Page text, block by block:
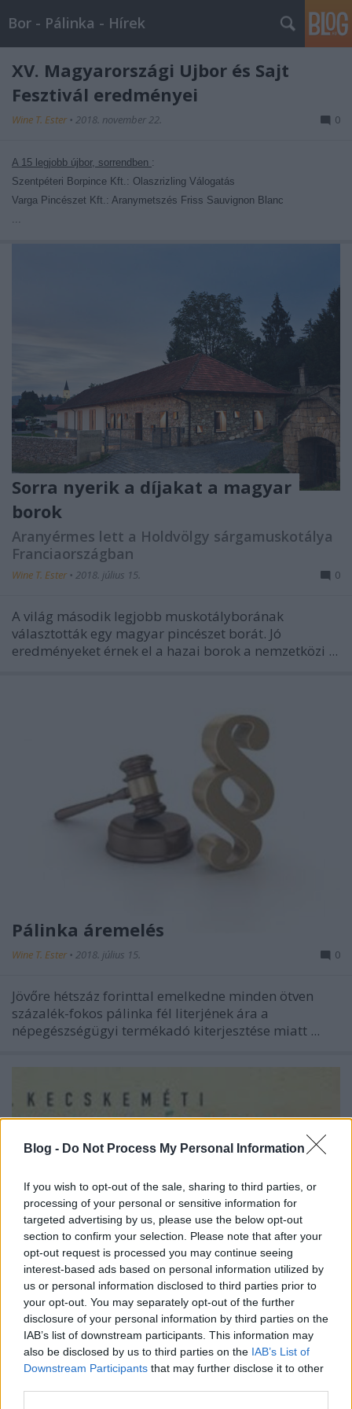
Blog - Do Not Process My Personal Information
If you wish to opt-out of the sale, sharing to third parties, or
processing of your personal or sensitive information for
targeted advertising by us, please use the below opt-out
section to confirm your selection. Please note that after your
opt-out request is processed you may continue seeing
interest-based ads based on personal information utilized by
us or personal information disclosed to third parties prior to
your opt-out. You may separately opt-out of the further
disclosure of your personal information by third parties on the
IAB’s list of downstream participants. This information may
also be disclosed by us to third parties on the IAB’s List of
Downstream Participants that may further disclose it to other
Bor - Pálinka - Hírek
XV. Magyarországi Újbor és Sajt
Fesztivál eredményei
Wine T. Ester • 2018. november 22. 0
A 15 legjobb újbor, sorrendben :
Szentpéteri Borpince Kft.: Olaszrizling Válogatás
Varga Pincészet Kft.: Aranymetszés Friss Sauvignon Blanc
...
Sorra nyerik a díjakat a magyar
borok
Aranyérmes lett a Holdvölgy sárgamuskotálya
Franciaországban
Wine T. Ester • 2018. július 15. 0
A világ második legjobb muskotályborának
választották egy magyar pincészet borát. Jó
eredményeket érnek el a hazai borok a nemzetközi ...
Pálinka áremelés
Wine T. Ester • 2018. július 15. 0
Jövőre hétszáz forinttal emelkedne minden ötven
százalék-fokos pálinka fél literjének ára a
népegészségügyi termékadó kiterjesztése miatt ...
III. Kecskeméti Barackpálinka és
Borfesztivál
Wine T. Ester•2018. június 19.